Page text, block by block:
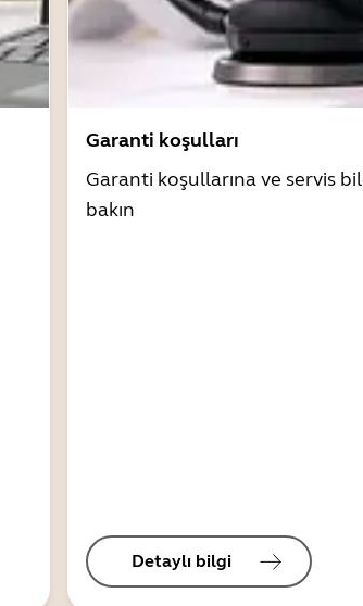
Garanti koşulları
Garanti koşullarına ve servis
bakın
Detaylı bilgi